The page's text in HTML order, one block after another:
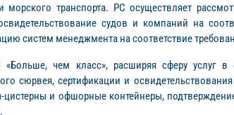
транспорта. РС осуществляет
судов и компаний на
систем менеджмента на соответствие
чем класс», расширяя сферу услуг в
сюрвея, сертификации и
и офшорные контейнеры,